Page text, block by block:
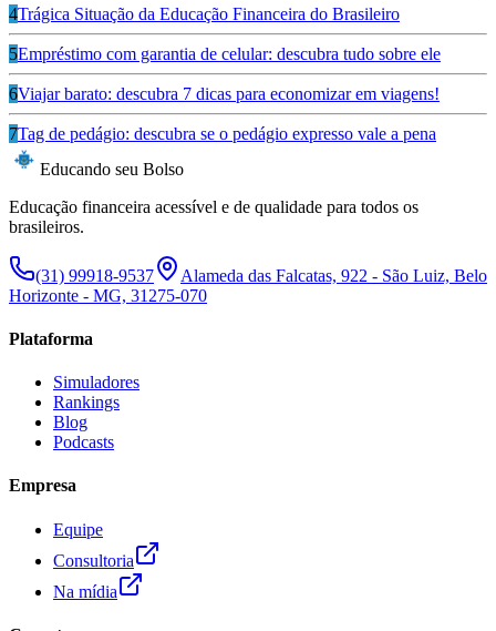
4Trágica Situação da Educação Financeira do Brasileiro
5Empréstimo com garantia de celular: descubra tudo sobre ele
6Viajar barato: descubra 7 dicas para economizar em viagens!
7Tag de pedágio: descubra se o pedágio expresso vale a pena
Educando seu Bolso
Educação financeira acessível e de qualidade para todos os
brasileiros.
(31) 99918-9537
Alameda das Falcatas, 922 - São Luiz, Belo
Horizonte - MG, 31275-070
Plataforma
Simuladores
Rankings
Blog
Podcasts
Empresa
Equipe
Consultoria
Na mídia